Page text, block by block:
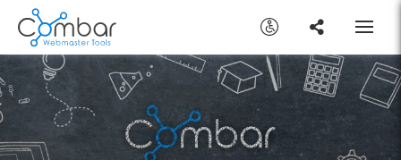
Toggle
navigation